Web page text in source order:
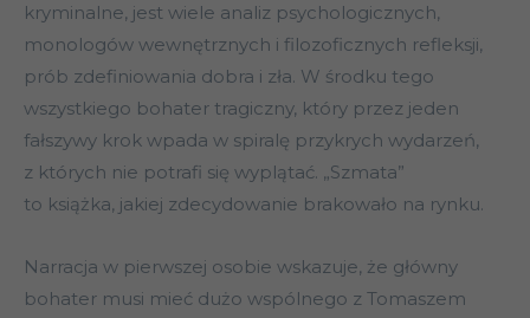
kryminalne, jest wiele analiz psychologicznych,
monologów wewnętrznych i filozoficznych refleksji,
prób zdefiniowania dobra i zła. W środku tego
wszystkiego bohater tragiczny, który przez jeden
fałszywy krok wpada w spiralę przykrych wydarzeń,
z których nie potrafi się wyplątać. „Szmata”
to książka, jakiej zdecydowanie brakowało na rynku.
Narracja w pierwszej osobie wskazuje, że główny
bohater musi mieć dużo wspólnego z Tomaszem